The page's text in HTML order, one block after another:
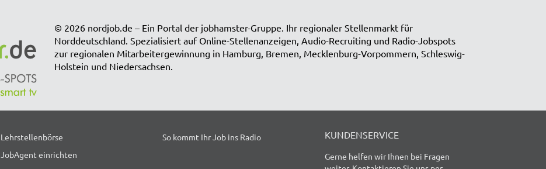
© 2026 nordjob.de – Ein Portal der jobhamster-Gruppe. Ihr regionaler Stellenmarkt für
Norddeutschland. Spezialisiert auf Online-Stellenanzeigen, Audio-Recruiting und Radio-Jobspots
zur regionalen Mitarbeitergewinnung in Hamburg, Bremen, Mecklenburg-Vorpommern, Schleswig-
Holstein und Niedersachsen.
Lehrstellenbörse
JobAgent einrichten
So kommt Ihr Job ins Radio KUNDENSERVICE
Gerne helfen wir Ihnen bei Fragen